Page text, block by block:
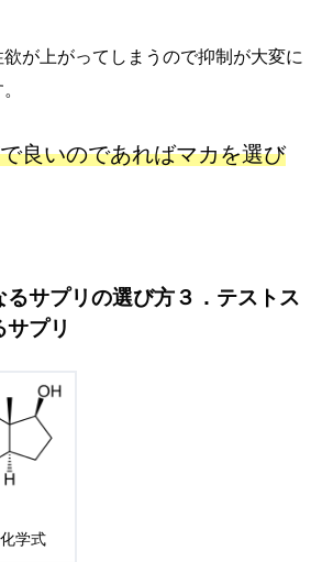
が上がってしまうので抑制が大変に
良いのであればマカを選び
るサプリの選び方３．テストス
プリ
学式